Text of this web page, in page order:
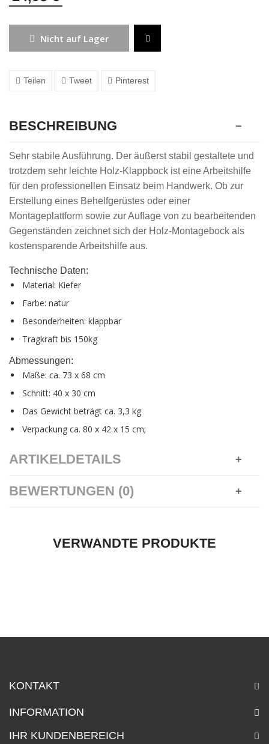
Nicht auf Lager
Teilen Tweet Pinterest
BESCHREIBUNG
Sehr stabile Ausführung. Der äußerst stabil gestaltete und
trotzdem sehr leichte Holz-Klappbock ist eine Arbeitshilfe
für den professionellen Einsatz beim Handwerk. Ob zur
Erstellung eines Behelfgerüstes oder einer
Montageplattform sowie zur Auflage von zu bearbeitenden
Gegenständen zeichnet sich der Holz-Montagebock als
kostensparende Arbeitshilfe aus.
Technische Daten:
Material: Kiefer
Farbe: natur
Besonderheiten: klappbar
Tragkraft bis 150kg
Abmessungen:
Maße: ca. 73 x 68 cm
Schnitt: 40 x 30 cm
Das Gewicht beträgt ca. 3,3 kg
Verpackung ca. 80 x 42 x 15 cm;
ARTIKELDETAILS
BEWERTUNGEN (0)
VERWANDTE PRODUKTE
KONTAKT
INFORMATION
IHR KUNDENBEREICH